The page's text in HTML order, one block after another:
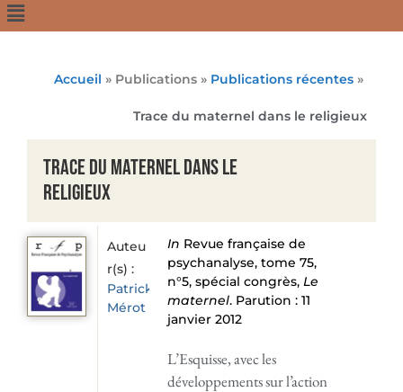
Accueil » Publications » Publications récentes »
Trace du maternel dans le religieux
Trace du maternel dans le
religieux
Auteu
r(s) :
Patrick
Mérot
In Revue française de
psychanalyse, tome 75,
n°5, spécial congrès, Le
maternel. Parution : 11
janvier 2012
L’Esquisse, avec les
développements sur l’action